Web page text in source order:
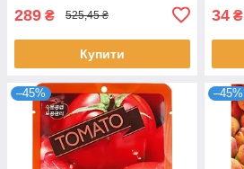
289 ₴ 525,45 ₴
Купити
34 ₴
–45% –45%